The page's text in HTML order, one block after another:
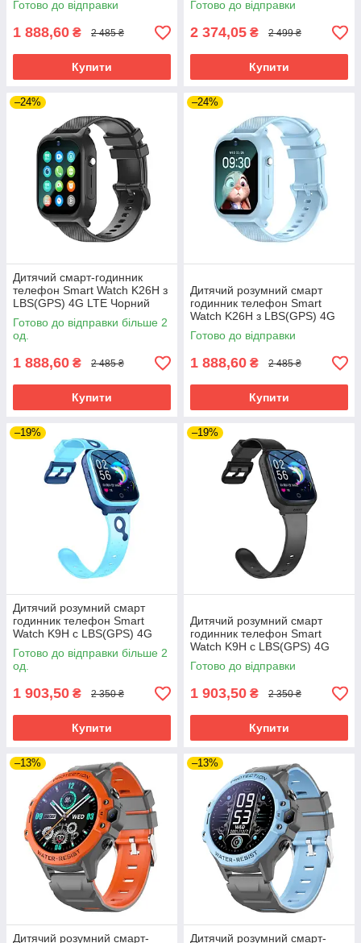
Готово до відправки
1 888,60 ₴ 2 485 ₴
Купити
Готово до відправки
2 374,05 ₴ 2 499 ₴
Купити
–24%
Дитячий смарт-годинник
телефон Smart Watch K26H з
LBS(GPS) 4G LTE Чорний
Готово до відправки більше 2
од.
1 888,60 ₴ 2 485 ₴
Купити
–24%
Дитячий розумний смарт
годинник телефон Smart
Watch K26H з LBS(GPS) 4G
LTE Блакитний
Готово до відправки
1 888,60 ₴ 2 485 ₴
Купити
–19%
Дитячий розумний смарт
годинник телефон Smart
Watch K9H с LBS(GPS) 4G
LTE Блакитний
Готово до відправки більше 2
од.
1 903,50 ₴ 2 350 ₴
Купити
–19%
Дитячий розумний смарт
годинник телефон Smart
Watch K9H с LBS(GPS) 4G
LTE Чорний
Готово до відправки
1 903,50 ₴ 2 350 ₴
Купити
–13%
Дитячий розумний смарт-
–13%
Дитячий розумний смарт-